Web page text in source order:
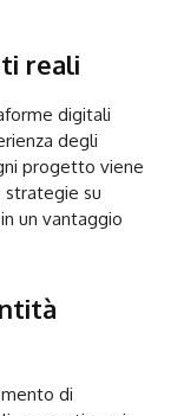
reali
digitali
degli
progetto viene
strategie su
un vantaggio
di